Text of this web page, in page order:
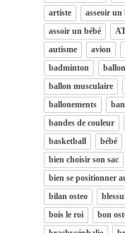
artiste
asseoir un
assoir un bébé
autisme
avion
badminton
ballon musculaire
ballonements
bandes de couleur
basketball
bébé
bien choisir son sac
bien se positionner
bilan osteo
bois le roi
bon